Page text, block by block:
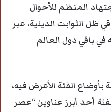
المنظم للأحوال
ظل الثوابت الدينية، عبر
باقي دول العالم
الفئة الأعرض فيه،
أحد أبرز عناوين “عصر